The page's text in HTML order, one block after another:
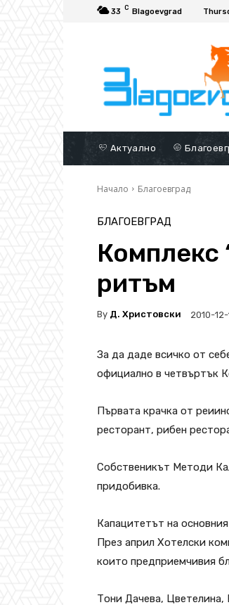
33 C Blagoevgrad
Актуално
Начало Благоевград
БЛАГОЕВГРАД
Комплекс
ритъм
By Д. Христовски 2010-12-
За да даде всичко от
официално в четвъртък
Първата крачка от
ресторант, рибен
Собственикът Методи
придобивка.
Капацитетът на
През април Хотелски
които предприемчивия
Тони Дачева,